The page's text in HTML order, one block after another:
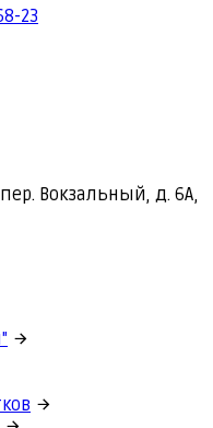
23
Вокзальный, д. 6А,